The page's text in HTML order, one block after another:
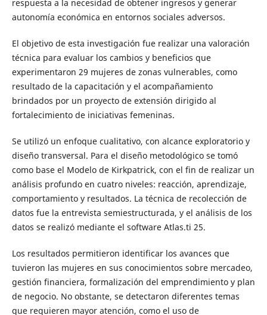
respuesta a la necesidad de obtener ingresos y generar
autonomía económica en entornos sociales adversos.
El objetivo de esta investigación fue realizar una valoración
técnica para evaluar los cambios y beneficios que
experimentaron 29 mujeres de zonas vulnerables, como
resultado de la capacitación y el acompañamiento
brindados por un proyecto de extensión dirigido al
fortalecimiento de iniciativas femeninas.
Se utilizó un enfoque cualitativo, con alcance exploratorio y
diseño transversal. Para el diseño metodológico se tomó
como base el Modelo de Kirkpatrick, con el fin de realizar un
análisis profundo en cuatro niveles: reacción, aprendizaje,
comportamiento y resultados. La técnica de recolección de
datos fue la entrevista semiestructurada, y el análisis de los
datos se realizó mediante el software Atlas.ti 25.
Los resultados permitieron identificar los avances que
tuvieron las mujeres en sus conocimientos sobre mercadeo,
gestión financiera, formalización del emprendimiento y plan
de negocio. No obstante, se detectaron diferentes temas
que requieren mayor atención, como el uso de